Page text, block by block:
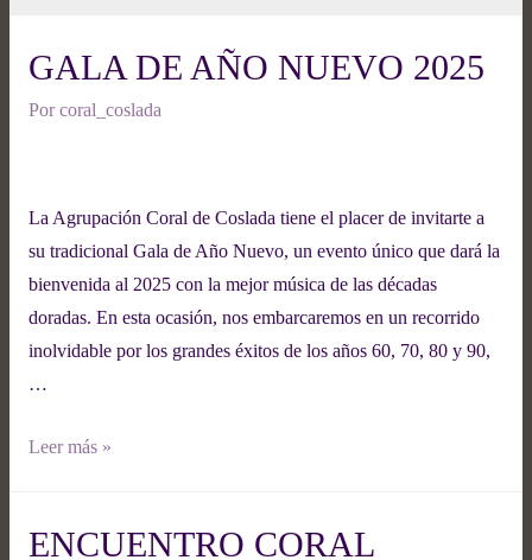
GALA DE AÑO NUEVO 2025
Porcoral_coslada
La Agrupación Coral de Coslada tiene el placer de invitarte a
su tradicional Gala de Año Nuevo, un evento único que dará la
bienvenida al 2025 con la mejor música de las décadas
doradas. En esta ocasión, nos embarcaremos en un recorrido
inolvidable por los grandes éxitos de los años 60, 70, 80 y 90,
…
Leer más »
ENCUENTRO CORAL